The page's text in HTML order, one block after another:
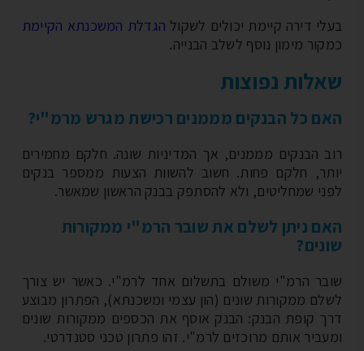
דירה קיימת יכולים לשקולהגדלת המשכנתא הקיימת
מימון נוסף לשלב הבנייה.
נפוצות
כל הבנקים מממנים רכישת מגרש מרמ"י?
הבנקים מממנים, אך המדיניות שונה. חלקם מחמירים
חלקם פחות. חשוב להשוות הצעות ממספר בנקים
שמחליטים, ולא להסתפק בבנק הראשון שמאשר.
ניתן לשלם את שובר הרמ"י ממקורות
הרמ"י משולם בתשלום אחד לרמ"י. כאשר יש צורך
ממקורות שונים (הון עצמי ומשכנתא), הפתרון מבוצע
קופת הבנק: הבנק אוסף את הכספים ממקורות שונים
אותם מרוכזים לרמ"י. זהו פתרון טכני סטנדרטי.